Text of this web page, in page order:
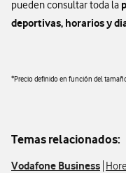
pueden consultar toda la
deportivas, horarios y
*Precio definido en función del
Temas relacionados:
Vodafone Business